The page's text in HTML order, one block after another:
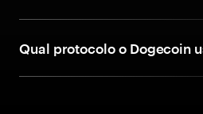
Qual protocolo o Dogecoin